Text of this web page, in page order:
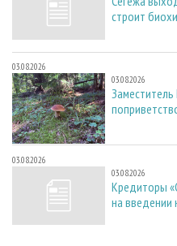
строит
03.08.2026
03.08.2026
03.08.2026
03.08.2026
Кредиторы
на